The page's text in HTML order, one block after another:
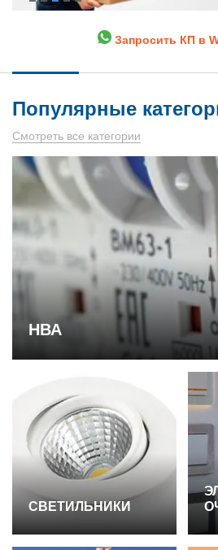
Запросить КП в
Популярные
Смотреть все категории
НВА
СВЕТИЛЬНИКИ